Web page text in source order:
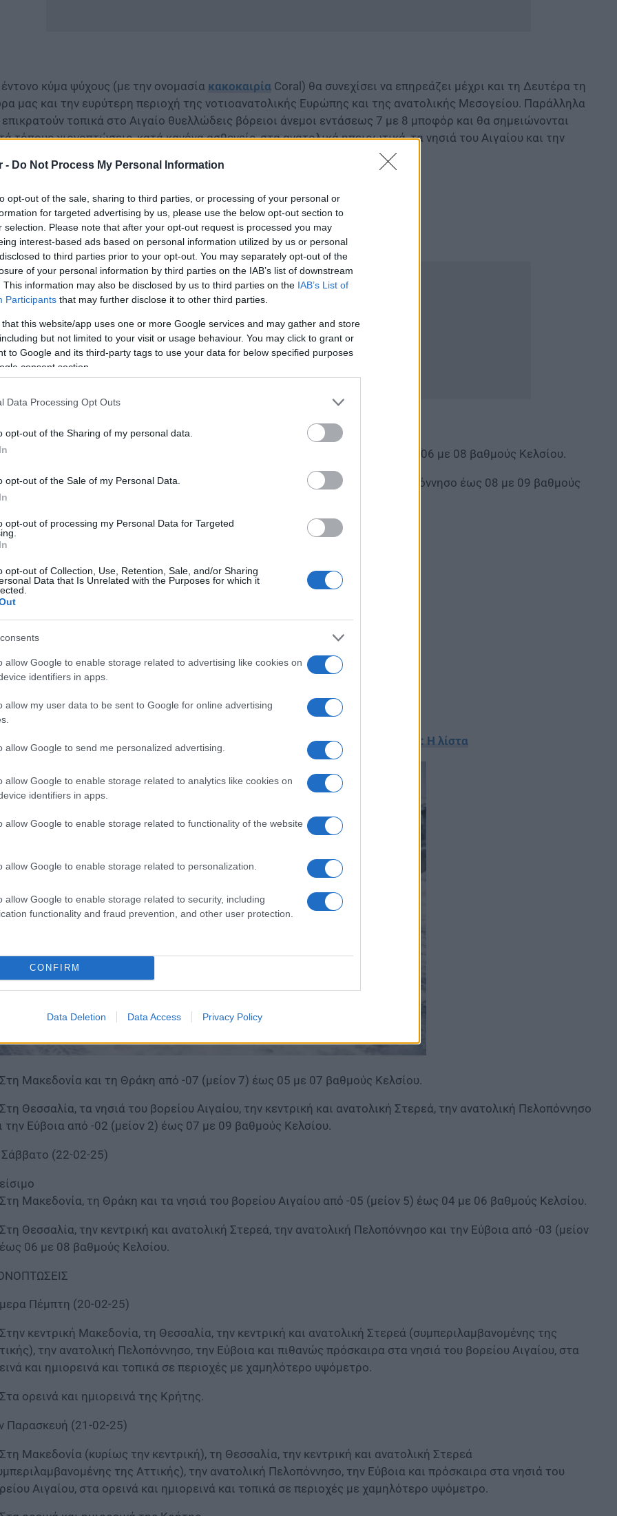
- Do Not Process My Personal Information
opt-out of the sale, sharing to third parties, or processing of your personal or
for targeted advertising by us, please use the below opt-out section to
selection. Please note that after your opt-out request is processed you may
interest-based ads based on personal information utilized by us or personal
to third parties prior to your opt-out. You may separately opt-out of the
of your personal information by third parties on the IAB’s list of downstream
This information may also be disclosed by us to third parties on the IAB’s List of
Participants that may further disclose it to other third parties.
that this website/app uses one or more Google services and may gather and store
but not limited to your visit or usage behaviour. You may click to grant or
to Google and its third-party tags to use your data for below specified purposes
consent section.
Data Processing Opt Outs
opt-out of the Sharing of my personal data.
opt-out of the Sale of my Personal Data.
opt-out of processing my Personal Data for Targeted
opt-out of Collection, Use, Retention, Sale, and/or Sharing
Data that Is Unrelated with the Purposes for which it
allow Google to enable storage related to advertising like cookies on
identifiers in apps.
allow my user data to be sent to Google for online advertising
allow Google to send me personalized advertising.
allow Google to enable storage related to analytics like cookies on
identifiers in apps.
allow Google to enable storage related to functionality of the website
allow Google to enable storage related to personalization.
allow Google to enable storage related to security, including
functionality and fraud prevention, and other user protection.
CONFIRM
Data Deletion Data Access Privacy Policy
κύμα ψύχους (με την ονομασία κακοκαιρία Coral) θα συνεχίσει να επηρεάζει μέχρι και τη Δευτέρα τη
μας και την ευρύτερη περιοχή της νοτιοανατολικής Ευρώπης και της ανατολικής Μεσογείου. Παράλληλα
τοπικά στο Αιγαίο θυελλώδεις βόρειοι άνεμοι εντάσεως 7 με 8 μποφόρ και θα σημειώνονται
τόπους χιονοπτώσεις, κατά κανόνα ασθενείς, στα ανατολικά ηπειρωτικά, τα νησιά του Αιγαίου και την
Πέμπτη (20-02-25)
Μακεδονία, τη Θράκη, τη Θεσσαλία και τα νησιά του βορείου Αιγαίου έως 06 με 08 βαθμούς Κελσίου.
κεντρική και την ανατολική Στερεά, την Εύβοια και την ανατολική Πελοπόννησο έως 08 με 09 βαθμούς
Παρασκευή (21-02-25)
επίσης Κλειστά σχολεία λόγω κακοκαιρίας – Παρασκευή 21 Φεβρουαρίου: Η λίστα
Μακεδονία και τη Θράκη από -07 (μείον 7) έως 05 με 07 βαθμούς Κελσίου.
Θεσσαλία, τα νησιά του βορείου Αιγαίου, την κεντρική και ανατολική Στερεά, την ανατολική Πελοπόννησο
την Εύβοια από -02 (μείον 2) έως 07 με 09 βαθμούς Κελσίου.
(22-02-25)
Μακεδονία, τη Θράκη και τα νησιά του βορείου Αιγαίου από -05 (μείον 5) έως 04 με 06 βαθμούς Κελσίου.
Θεσσαλία, την κεντρική και ανατολική Στερεά, την ανατολική Πελοπόννησο και την Εύβοια από -03 (μείον
06 με 08 βαθμούς Κελσίου.
Πέμπτη (20-02-25)
κεντρική Μακεδονία, τη Θεσσαλία, την κεντρική και ανατολική Στερεά (συμπεριλαμβανομένης της
την ανατολική Πελοπόννησο, την Εύβοια και πιθανώς πρόσκαιρα στα νησιά του βορείου Αιγαίου, στα
και ημιορεινά και τοπικά σε περιοχές με χαμηλότερο υψόμετρο.
ορεινά και ημιορεινά της Κρήτης.
Παρασκευή (21-02-25)
Μακεδονία (κυρίως την κεντρική), τη Θεσσαλία, την κεντρική και ανατολική Στερεά
της Αττικής), την ανατολική Πελοπόννησο, την Εύβοια και πρόσκαιρα στα νησιά του
Αιγαίου, στα ορεινά και ημιορεινά και τοπικά σε περιοχές με χαμηλότερο υψόμετρο.